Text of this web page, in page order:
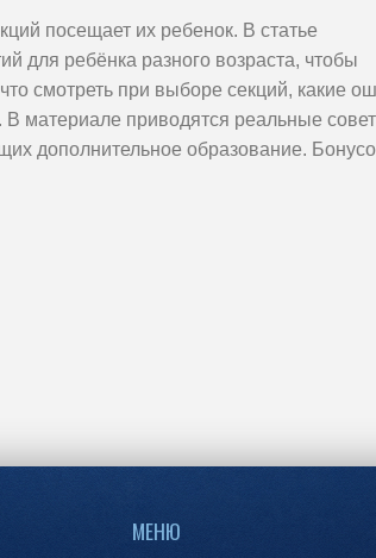
посещает их ребенок. В статье
для ребёнка разного возраста, чтобы
смотреть при выборе секций, какие
В материале приводятся реальные
дополнительное образование.
МЕНЮ